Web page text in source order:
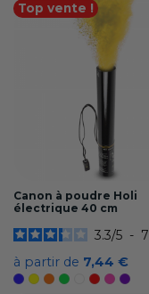
Top vente !
Canon à poudre Holi
électrique 40 cm
3.3/5 - 7
à partir de 7,44 €
BleuJauneOrange
Vert Blanc
Rouge
RoseViolet